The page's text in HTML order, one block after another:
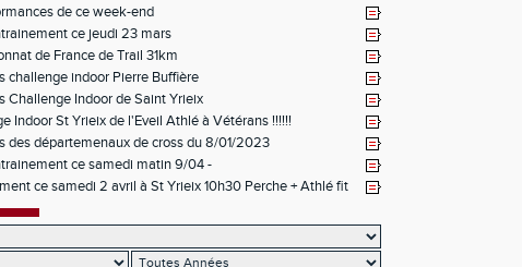
de ce week-end
ce jeudi 23 mars
de France de Trail 31km
challenge indoor Pierre Buffière
Challenge Indoor de Saint Yrieix
Indoor St Yrieix de l'Eveil Athlé à Vétérans !!!!!!
des départemenaux de cross du 8/01/2023
ce samedi matin 9/04 -
ce samedi 2 avril à St Yrieix 10h30 Perche + Athlé fit